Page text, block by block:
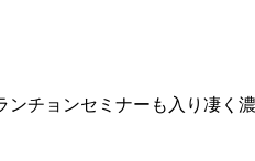
チョンセミナーも入り凄く